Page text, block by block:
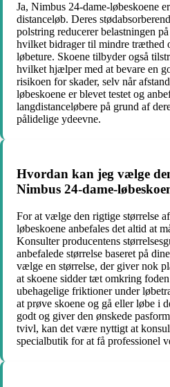
Ja, Nimbus 24-dame-løbeskoene
distanceløb. Deres
polstring reducerer belastningen
hvilket bidrager til mindre træthed
løbeture. Skoene tilbyder også
hvilket hjælper med at bevare en
risikoen for skader, selv når
løbeskoene er blevet testet og
langdistanceløbere på grund af
pålidelige ydeevne.
Hvordan kan jeg vælge
Nimbus 24-dame-
For at vælge den rigtige størrelse
løbeskoene anbefales det altid at
Konsulter producentens
anbefalede størrelse baseret på
vælge en størrelse, der giver nok
at skoene sidder tæt omkring
ubehagelige friktioner under
at prøve skoene og gå eller løbe i
godt og giver den ønskede
tvivl, kan det være nyttigt at
specialbutik for at få professionel